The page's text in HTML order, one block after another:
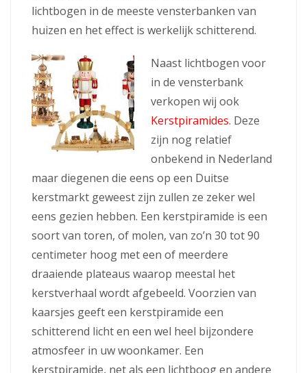
lichtbogen in de meeste vensterbanken van
huizen en het effect is werkelijk schitterend.
Naast lichtbogen voor
in de vensterbank
verkopen wij ook
Kerstpiramides. Deze
zijn nog relatief
onbekend in Nederland
maar diegenen die eens op een Duitse
kerstmarkt geweest zijn zullen ze zeker wel
eens gezien hebben. Een kerstpiramide is een
soort van toren, of molen, van zo’n 30 tot 90
centimeter hoog met een of meerdere
draaiende plateaus waarop meestal het
kerstverhaal wordt afgebeeld. Voorzien van
kaarsjes geeft een kerstpiramide een
schitterend licht en een wel heel bijzondere
atmosfeer in uw woonkamer. Een
kerstpiramide, net als een lichtboog en andere